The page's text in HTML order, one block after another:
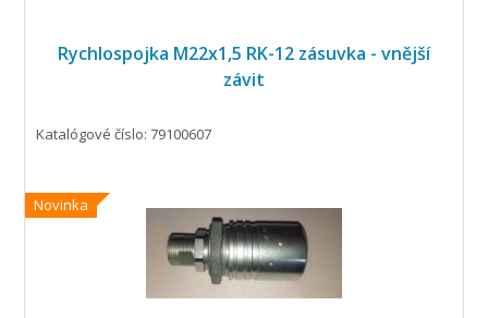
Rychlospojka M22x1,5 RK-12 zásuvka - vnější
závit
Novinka
Katalógové číslo: 79100607